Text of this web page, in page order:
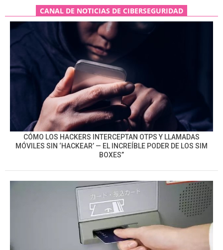
CANAL DE NOTICIAS DE CIBERSEGURIDAD
CÓMO LOS HACKERS INTERCEPTAN OTPS Y LLAMADAS
MÓVILES SIN ‘HACKEAR’ — EL INCREÍBLE PODER DE LOS SIM
BOXES”